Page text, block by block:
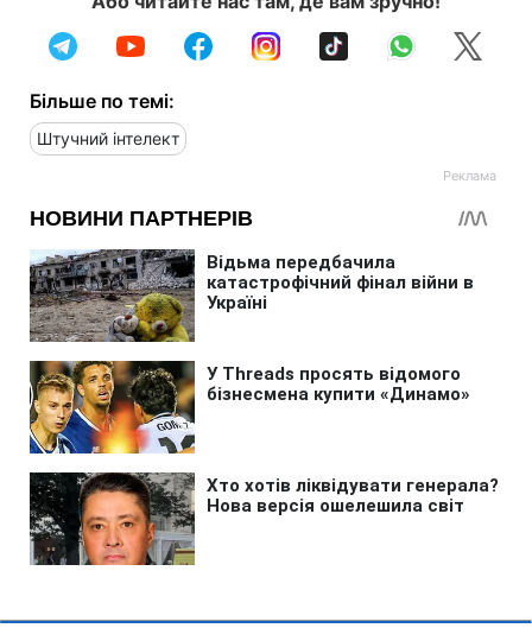
Більше по темі:
Штучний інтелект